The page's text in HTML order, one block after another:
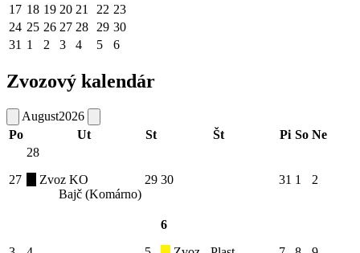
17 18 19 20 21 22 23
24 25 26 27 28 29 30
31 1 2 3 4 5 6
Zvozový kalendár
August2026
Po
Ut St Št Pi So Ne
27
28
Zvoz KO
Bajč (Komárno)
29 30 31 1 2
6